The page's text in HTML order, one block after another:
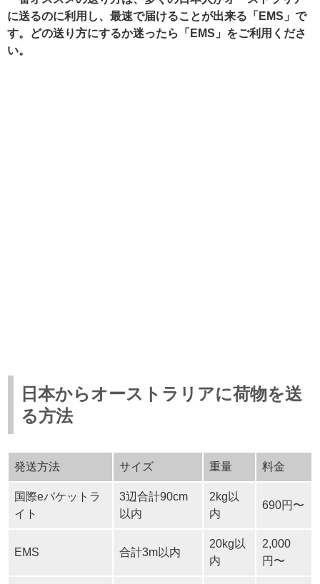
に送るのに利用し、最速で届けることが出来る「EMS」で
す。どの送り方にするか迷ったら「EMS」をご利用くださ
い。
日本からオーストラリアに荷物を送
る方法
発送方法 サイズ 重量 料金
国際eパケットラ
イト
3辺合計90cm
以内
2kg以
内
690円〜
EMS 合計3m以内
20kg以
内
2,000
円〜